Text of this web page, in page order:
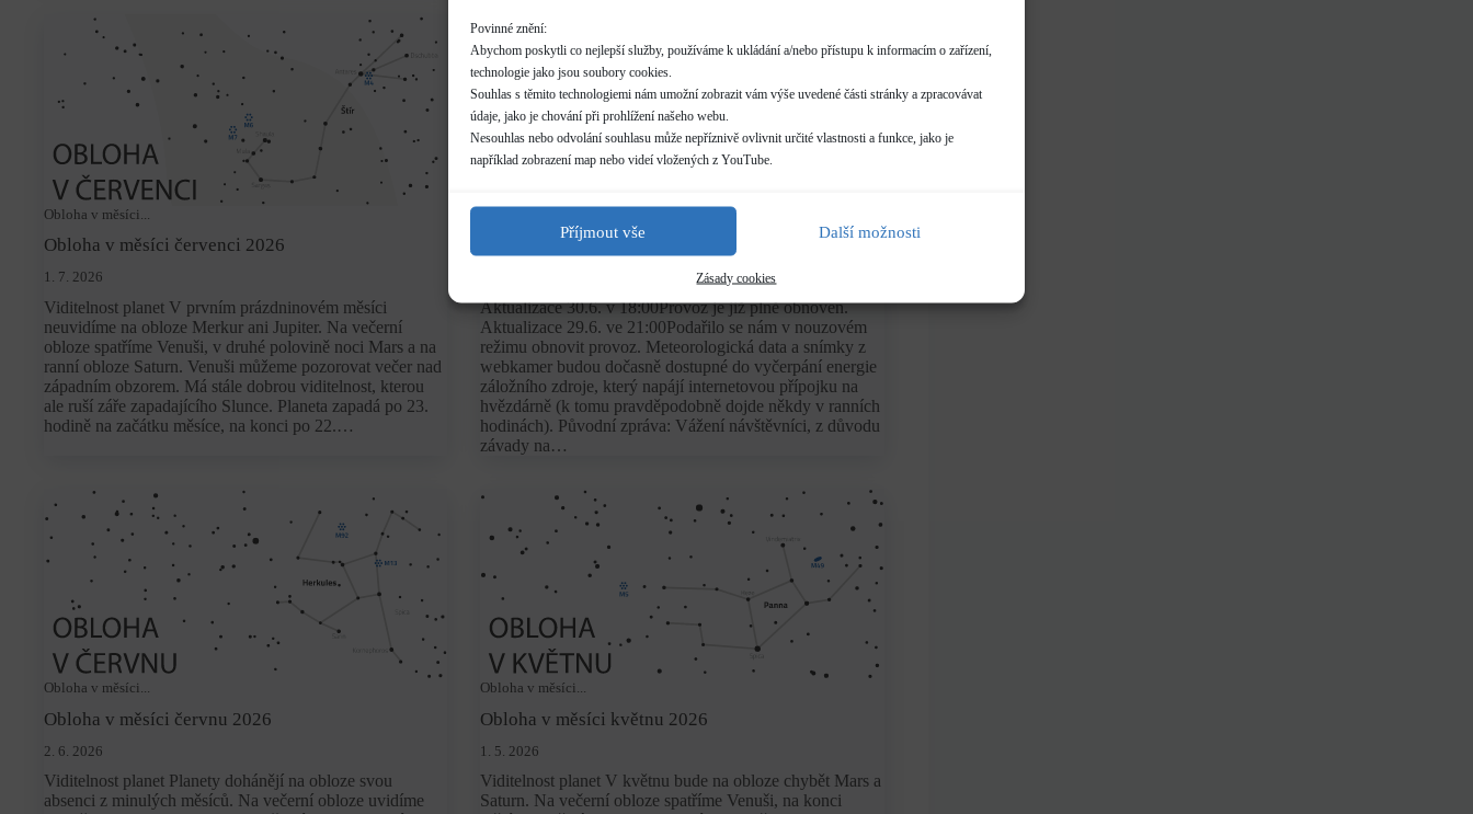
Povinné znění:
Abychom poskytli co nejlepší služby, používáme k ukládání a/nebo přístupu k informacím o zařízení,
technologie jako jsou soubory cookies.
Souhlas s těmito technologiemi nám umožní zobrazit vám výše uvedené části stránky a zpracovávat
údaje, jako je chování při prohlížení našeho webu.
Nesouhlas nebo odvolání souhlasu může nepříznivě ovlivnit určité vlastnosti a funkce, jako je
například zobrazení map nebo videí vložených z YouTube.
Příjmout vše Další možnosti
Zásady cookies
Obloha v měsíci...
Obloha v měsíci červenci 2026
1. 7. 2026
Viditelnost planet V prvním prázdninovém měsíci
neuvidíme na obloze Merkur ani Jupiter. Na večerní
obloze spatříme Venuši, v druhé polovině noci Mars a na
ranní obloze Saturn. Venuši můžeme pozorovat večer nad
západním obzorem. Má stále dobrou viditelnost, kterou
ale ruší záře zapadajícího Slunce. Planeta zapadá po 23.
hodině na začátku měsíce, na konci po 22.…
Aktualizováno: Výpadek meteostanice a kamer
Aktualizace 30.6. v 18:00Provoz je již plně obnoven.
Aktualizace 29.6. ve 21:00Podařilo se nám v nouzovém
režimu obnovit provoz. Meteorologická data a snímky z
webkamer budou dočasně dostupné do vyčerpání energie
záložního zdroje, který napájí internetovou přípojku na
hvězdárně (k tomu pravděpodobně dojde někdy v ranních
hodinách). Původní zpráva: Vážení návštěvníci, z důvodu
závady na…
Obloha v měsíci...
Obloha v měsíci červnu 2026
2. 6. 2026
Viditelnost planet Planety dohánějí na obloze svou
absenci z minulých měsíců. Na večerní obloze uvidíme
Obloha v měsíci...
Obloha v měsíci květnu 2026
1. 5. 2026
Viditelnost planet V květnu bude na obloze chybět Mars a
Saturn. Na večerní obloze spatříme Venuši, na konci